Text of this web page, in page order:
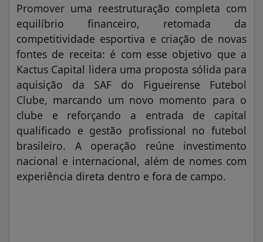
Promover uma reestruturação completa com
equilíbrio financeiro, retomada da
competitividade esportiva e criação de novas
fontes de receita: é com esse objetivo que a
Kactus Capital lidera uma proposta sólida para
aquisição da SAF do Figueirense Futebol
Clube, marcando um novo momento para o
clube e reforçando a entrada de capital
qualificado e gestão profissional no futebol
brasileiro. A operação reúne investimento
nacional e internacional, além de nomes com
experiência direta dentro e fora de campo.